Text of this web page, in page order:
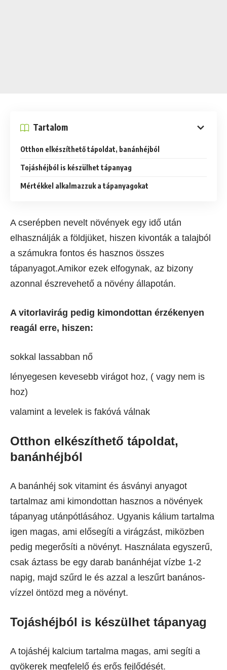
Tartalom
Otthon elkészíthető tápoldat, banánhéjból
Tojáshéjból is készülhet tápanyag
Mértékkel alkalmazzuk a tápanyagokat
A cserépben nevelt növények egy idő után
elhasználják a földjüket, hiszen kivonták a talajból
a számukra fontos és hasznos összes
tápanyagot.Amikor ezek elfogynak, az bizony
azonnal észrevehető a növény állapotán.
A vitorlavirág pedig kimondottan érzékenyen
reagál erre, hiszen:
sokkal lassabban nő
lényegesen kevesebb virágot hoz, ( vagy nem is
hoz)
valamint a levelek is fakóvá válnak
Otthon elkészíthető tápoldat,
banánhéjból
A banánhéj sok vitamint és ásványi anyagot
tartalmaz ami kimondottan hasznos a növények
tápanyag utánpótlásához. Ugyanis kálium tartalma
igen magas, ami elősegíti a virágzást, miközben
pedig megerősíti a növényt. Használata egyszerű,
csak áztass be egy darab banánhéjat vízbe 1-2
napig, majd szűrd le és azzal a leszűrt banános-
vízzel öntözd meg a növényt.
Tojáshéjból is készülhet tápanyag
A tojáshéj kalcium tartalma magas, ami segíti a
gyökerek megfelelő és erős fejlődését.